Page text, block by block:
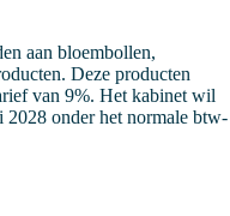
aan bloembollen,
Deze producten
van 9%. Het kabinet wil
2028 onder het normale btw-